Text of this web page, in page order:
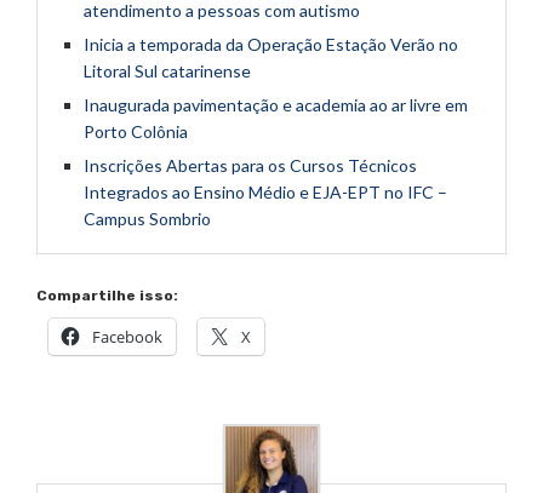
atendimento a pessoas com autismo
Inicia a temporada da Operação Estação Verão no
Litoral Sul catarinense
Inaugurada pavimentação e academia ao ar livre em
Porto Colônia
Inscrições Abertas para os Cursos Técnicos
Integrados ao Ensino Médio e EJA-EPT no IFC –
Campus Sombrio
Compartilhe isso:
Facebook X